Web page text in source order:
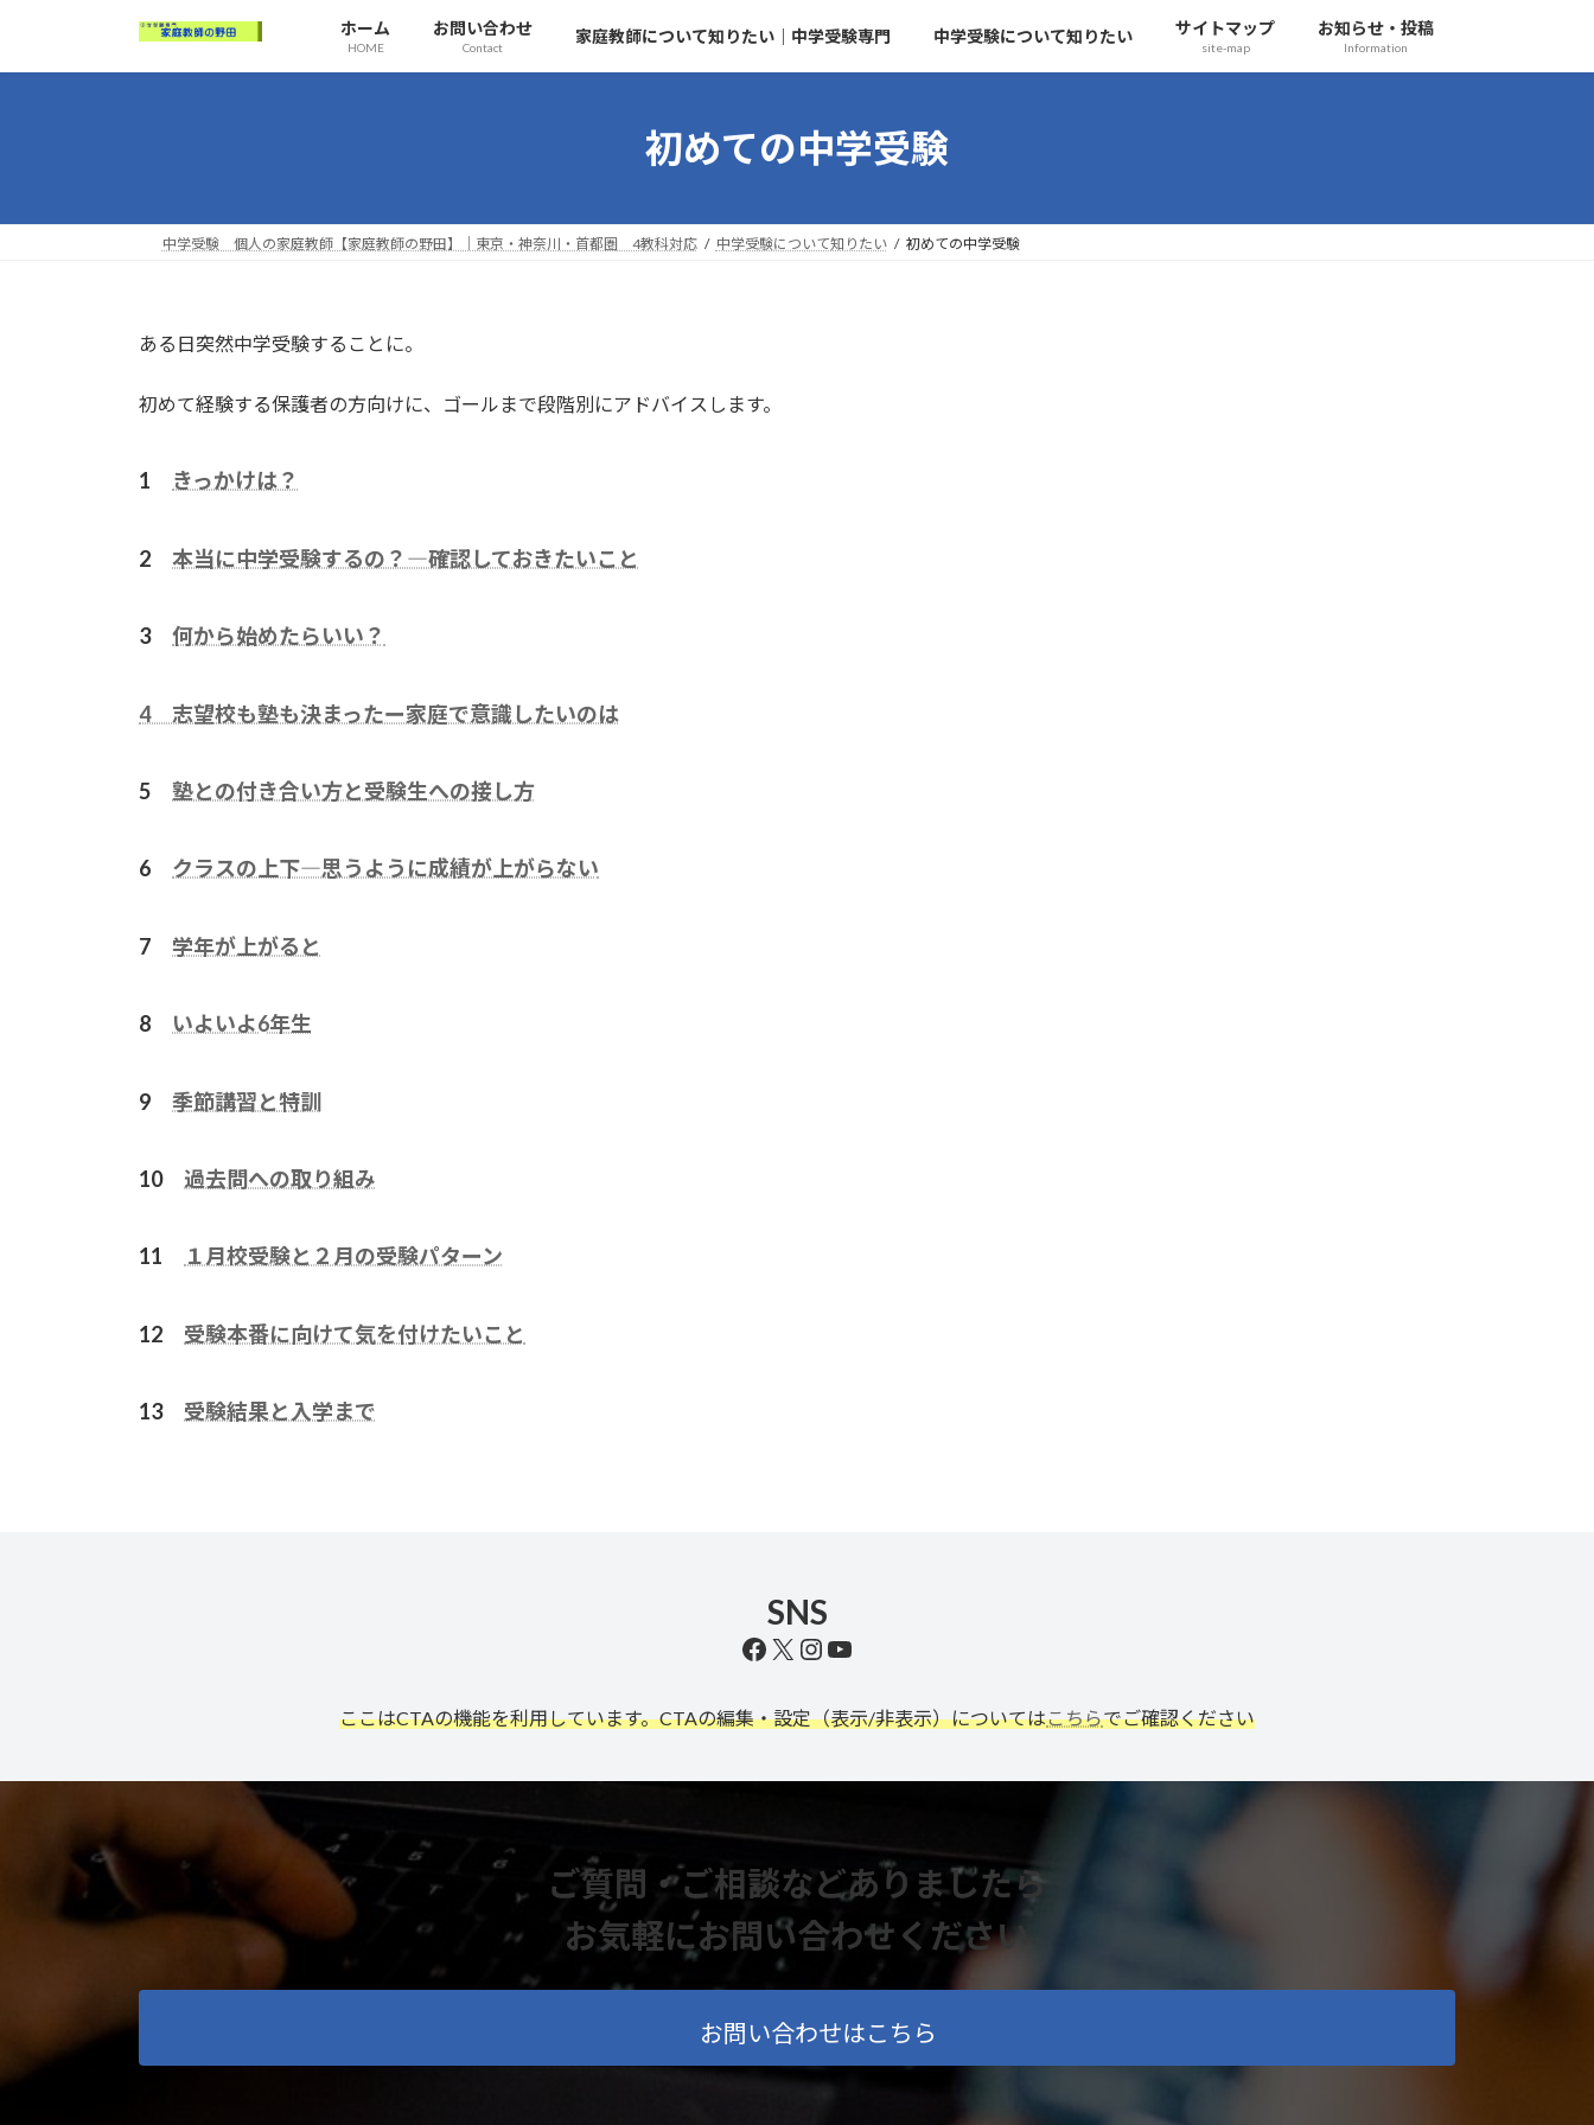
テ
ゲ
ホーム
HOME
お問い合わせ
Contact
家庭教師について知りたい｜中学受験専門 中学受験について知りたい サイトマップ
site-map
お知らせ・投稿
Information
初めての中学受験
中学受験 個人の家庭教師【家庭教師の野田】｜東京・神奈川・首都圏 4教科対応 中学受験について知りたい 初めての中学受験
ある日突然中学受験することに。
初めて経験する保護者の方向けに、ゴールまで段階別にアドバイスします。
1 きっかけは？
2 本当に中学受験するの？―確認しておきたいこと
3 何から始めたらいい？
4 志望校も塾も決まったー家庭で意識したいのは
5 塾との付き合い方と受験生への接し方
6 クラスの上下―思うように成績が上がらない
7 学年が上がると
8 いよいよ6年生
9 季節講習と特訓
10 過去問への取り組み
11 １月校受験と２月の受験パターン
12 受験本番に向けて気を付けたいこと
13 受験結果と入学まで
SNS
Facebook
X Instagram
YouTube
ここはCTAの機能を利用しています。CTAの編集・設定（表示/非表示）についてはこちらでご確認ください
ご質問・ご相談などありましたら
お気軽にお問い合わせください
お問い合わせはこちら